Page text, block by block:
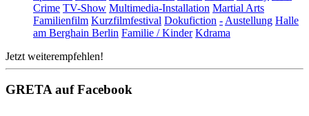
Crime TV-Show Multimedia-Installation Martial Arts
Familienfilm Kurzfilmfestival Dokufiction - Austellung Halle
am Berghain Berlin Familie / Kinder Kdrama
Jetzt weiterempfehlen!
GRETA auf Facebook